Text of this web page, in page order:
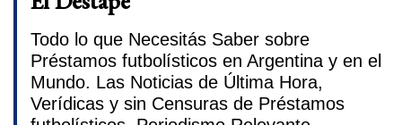
Todo lo que Necesitás Saber sobre
Préstamos futbolísticos en Argentina y en el
Mundo. Las Noticias de Última Hora,
Verídicas y sin Censuras de Préstamos